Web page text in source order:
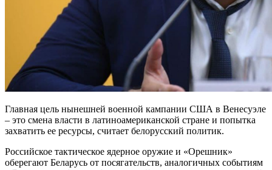
Главная цель нынешней военной кампании США в Венесуэле
– это смена власти в латиноамериканской стране и попытка
захватить ее ресурсы, считает белорусский политик.
Российское тактическое ядерное оружие и «Орешник»
оберегают Беларусь от посягательств, аналогичных событиям